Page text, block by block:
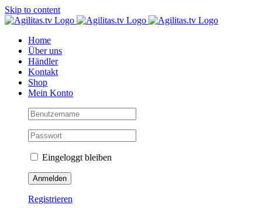
Skip to content
Home
Über uns
Händler
Kontakt
Shop
Mein Konto
Eingeloggt bleiben
Registrieren